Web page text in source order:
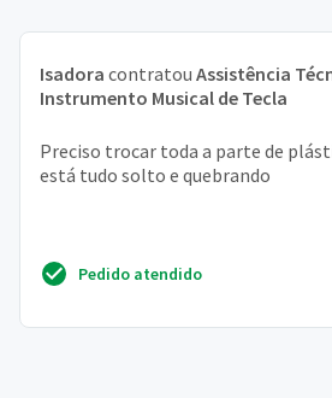
Isadora contratou Assistência
Instrumento Musical de Tecla
Preciso trocar toda a parte de
está tudo solto e quebrando
Pedido atendido